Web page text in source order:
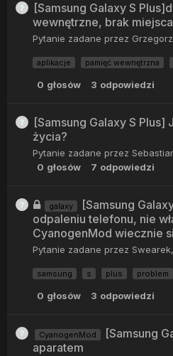
[Samsung Galaxy S
wewnętrzne, brak
Pytanie zadane przez
aplikacje pamięć wewnętrzna
0 głosów 3 odpowiedzi
[Samsung Galaxy S
życia?
Pytanie zadane przez
0 głosów 7 odpowiedzi
galaxy
[Samsung
odpaleniu telefonu, nie
CyanogenMod wiecznie
Pytanie zadane przez Swearek,
samsung s plus problem
0 głosów 3 odpowiedzi
CyanogenMod
[Samsung
aparatem